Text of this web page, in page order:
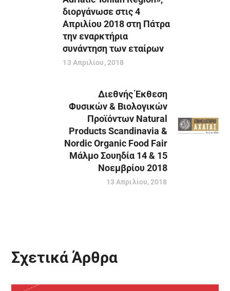
διοργάνωσε στις 4
Απριλίου 2018 στη Πάτρα
την εναρκτήρια
συνάντηση των εταίρων
13 Απριλίου, 2018
Διεθνής Έκθεση
Φυσικών & Βιολογικών
Προϊόντων Νatural
Products Scandinavia &
Nordic Organic Food Fair
Μάλμο Σουηδία 14 & 15
Νοεμβρίου 2018
13 Απριλίου, 2018
Σχετικά Άρθρα